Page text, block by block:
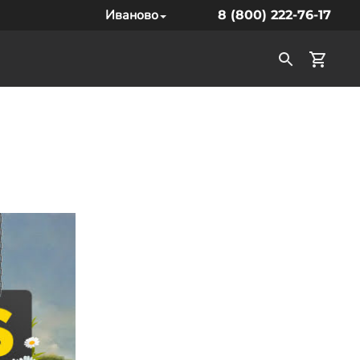
Иваново 8 (800) 222-76-17